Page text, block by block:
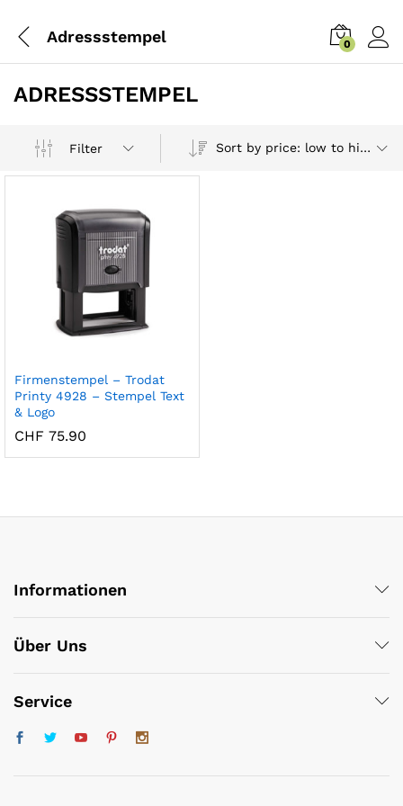
Adressstempel 0
ADRESSSTEMPEL
Filter Sort by price: low to high
Firmenstempel – Trodat
Printy 4928 – Stempel Text
& Logo
CHF 75.90
Informationen
Über Uns
Service